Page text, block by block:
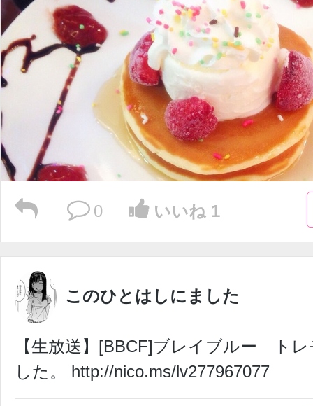
0 いいね 1
このひとはしにました
【生放送】[BBCF]ブレイブルー ト
した。 http://nico.ms/lv277967077